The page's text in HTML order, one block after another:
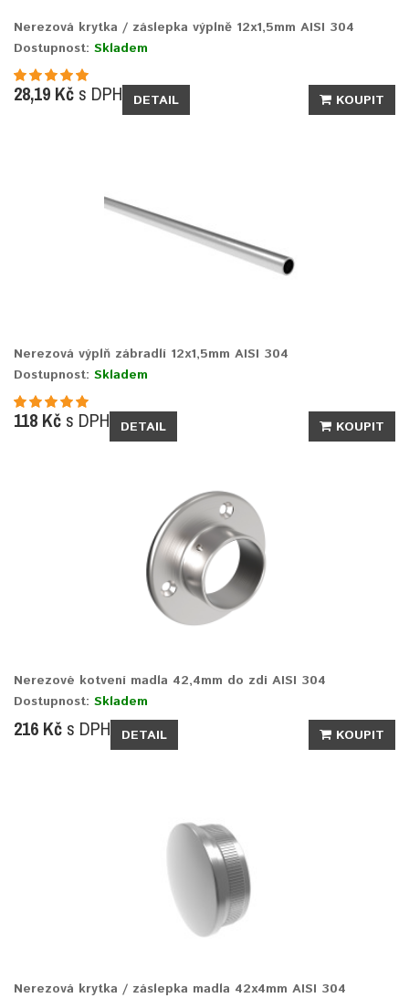
Nerezová krytka / záslepka výplně 12x1,5mm AISI 304
Dostupnost: Skladem
28,19 Kč s DPH DETAIL KOUPIT
Nerezová výplň zábradlí 12x1,5mm AISI 304
Dostupnost: Skladem
118 Kč s DPH DETAIL KOUPIT
Nerezové kotvení madla 42,4mm do zdi AISI 304
Dostupnost: Skladem
216 Kč s DPH DETAIL KOUPIT
Nerezová krytka / záslepka madla 42x4mm AISI 304